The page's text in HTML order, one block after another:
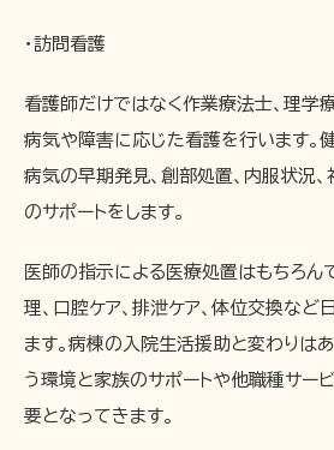
・訪問看護
看護師だけではなく作業療法士、理学
病気や障害に応じた看護を行います。
病気の早期発見、創部処置、内服状況
のサポートをします。
医師の指示による医療処置はもちろん
理、口腔ケア、排泄ケア、体位交換な
ます。病棟の入院生活援助と変わりは
う環境と家族のサポートや他職種サー
要となってきます。